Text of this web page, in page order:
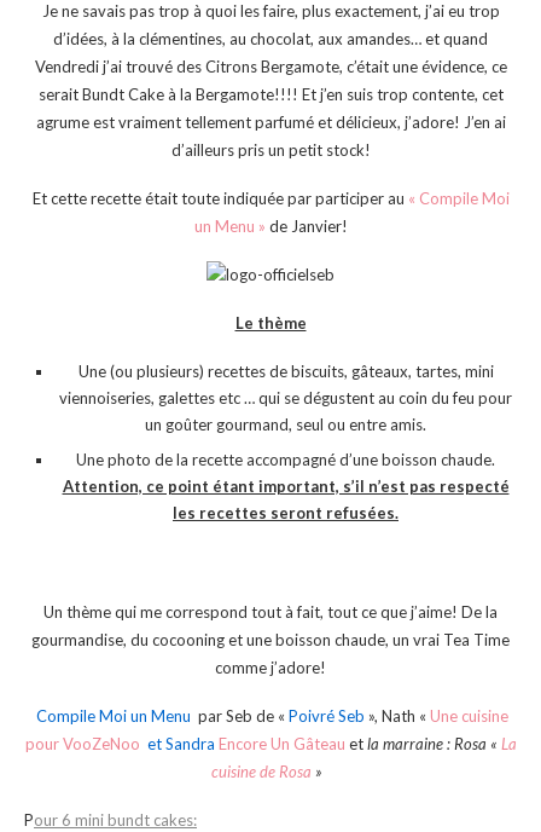
Je ne savais pas trop à quoi les faire, plus exactement, j’ai eu trop
d’idées, à la clémentines, au chocolat, aux amandes… et quand
Vendredi j’ai trouvé des Citrons Bergamote, c’était une évidence, ce
serait Bundt Cake à la Bergamote!!!! Et j’en suis trop contente, cet
agrume est vraiment tellement parfumé et délicieux, j’adore! J’en ai
d’ailleurs pris un petit stock!
Et cette recette était toute indiquée par participer au « Compile Moi
un Menu » de Janvier!
Le thème
Une (ou plusieurs) recettes de biscuits, gâteaux, tartes, mini
viennoiseries, galettes etc … qui se dégustent au coin du feu pour
un goûter gourmand, seul ou entre amis.
Une photo de la recette accompagné d’une boisson chaude.
Attention, ce point étant important, s’il n’est pas respecté
les recettes seront refusées.
Un thème qui me correspond tout à fait, tout ce que j’aime! De la
gourmandise, du cocooning et une boisson chaude, un vrai Tea Time
comme j’adore!
Compile Moi un Menu par Seb de « Poivré Seb », Nath « Une cuisine
pour VooZeNoo et Sandra Encore Un Gâteau etla marraine : Rosa « La
cuisine de Rosa »
Pour 6 mini bundt cakes: